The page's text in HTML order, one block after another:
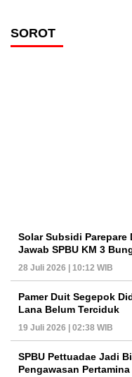
SOROT
Solar Subsidi Parepare
Jawab SPBU KM 3
28 Juli 2026 | 10:12 WIB
Pamer Duit Segepok
Lana Belum Terciduk
19 Juli 2026 | 02:38 WIB
SPBU Pettuadae Jadi
Pengawasan